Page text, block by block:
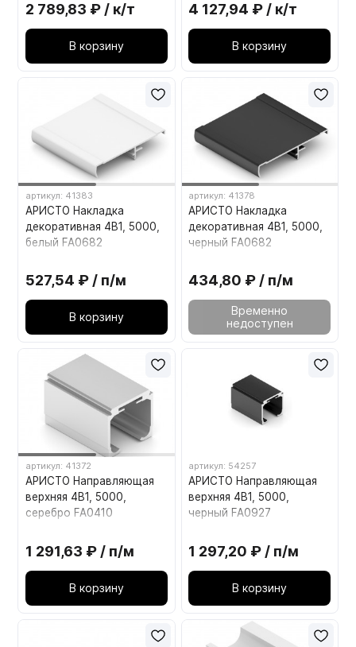
2 789,83 ₽ / к/т
В корзину
4 127,94 ₽ / к/т
В корзину
артикул: 41383
АРИСТО Накладка
декоративная 4В1, 5000,
белый FA0682
527,54 ₽ / п/м
В корзину
артикул: 41378
АРИСТО Накладка
декоративная 4В1, 5000,
черный FA0682
434,80 ₽ / п/м
Временно
недоступен
артикул: 41372
АРИСТО Направляющая
верхняя 4В1, 5000,
серебро FA0410
1 291,63 ₽ / п/м
В корзину
артикул: 54257
АРИСТО Направляющая
верхняя 4В1, 5000,
черный FA0927
1 297,20 ₽ / п/м
В корзину